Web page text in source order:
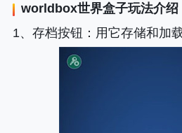
worldbox世界盒子玩法介绍
1、 存档按钮 ：用它存储和加